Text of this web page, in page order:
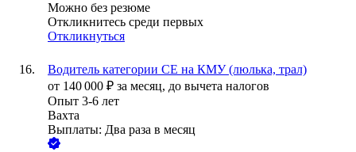
Можно без резюме
Откликнитесь среди первых
Откликнуться
Водитель категории СЕ на КМУ (люлька, трал)
от 140 000 ₽ за месяц, до вычета налогов
Опыт 3-6 лет
Вахта
Выплаты: Два раза в месяц